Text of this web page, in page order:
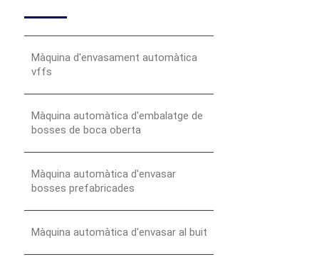
Màquina d'envasament automàtica
vffs
Màquina automàtica d'embalatge de
bosses de boca oberta
Màquina automàtica d'envasar
bosses prefabricades
Màquina automàtica d'envasar al buit